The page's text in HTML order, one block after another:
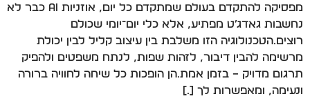
מפסיקה להתקדם בעולם שמתקדם כל יום, אוזניות AI כבר לא
נחשבות גאדג׳ט מפתיע, אלא כלי יום־יומי שכולם
רוצים.הטכנולוגיה הזו משלבת בין עיצוב קליל לבין יכולת
מרשימה להבין דיבור, לזהות שפות, לנתח משפטים ולהפיק
תרגום מדויק – בזמן אמת.הן הופכות כל שיחה לחוויה ברורה
ונעימה, ומאפשרות לך […]